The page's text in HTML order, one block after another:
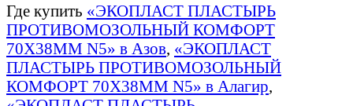
Где купить «ЭКОПЛАСТ ПЛАСТЫРЬ
ПРОТИВОМОЗОЛЬНЫЙ КОМФОРТ
70Х38ММ N5» в Азов, «ЭКОПЛАСТ
ПЛАСТЫРЬ ПРОТИВОМОЗОЛЬНЫЙ
КОМФОРТ 70Х38ММ N5» в Алагир,